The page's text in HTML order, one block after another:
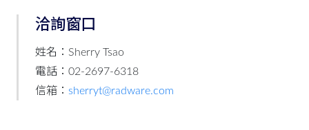
洽詢窗口
姓名：Sherry Tsao
電話：02-2697-6318
信箱： sherryt@radware.com